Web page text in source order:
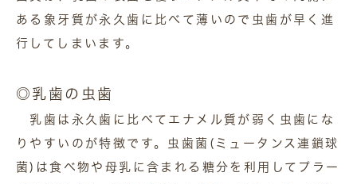
ある象牙質が永久歯に比べて薄いので虫歯が早く進
行してしまいます。
◎乳歯の虫歯
乳歯は永久歯に比べてエナメル質が弱く虫歯にな
りやすいのが特徴です。虫歯菌(ミュータンス連鎖球
菌)は食べ物や母乳に含まれる糖分を利用してプラー